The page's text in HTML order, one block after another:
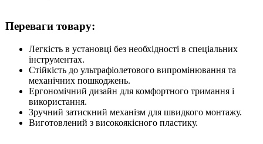
Переваги товару:
Легкість в установці без необхідності в спеціальних
інструментах.
Стійкість до ультрафіолетового випромінювання та
механічних пошкоджень.
Ергономічний дизайн для комфортного тримання і
використання.
Зручний затискний механізм для швидкого монтажу.
Виготовлений з високоякісного пластику.